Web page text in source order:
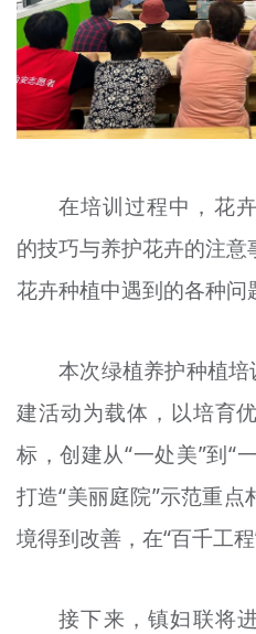
资料库
在培训过程中，花
的技巧与养护花卉的注
花卉种植中遇到的各种问
本次绿植养护种植培
建活动为载体，以培育
标，创建从“一处美”到“
打造“美丽庭院”示范重
境得到改善，在“百千工
接下来，镇妇联将